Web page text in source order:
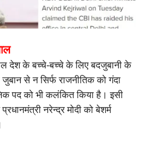
देश के बच्चे-बच्चे के लिए बदजुबानी के
से न सिर्फ राजनीतिक को गंदा
पद को भी कलंकित किया है। इसी
नरेन्द्र मोदी को बेशर्म